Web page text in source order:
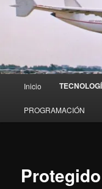
Política de
principal
Inicio
PROGRAMACIÓN